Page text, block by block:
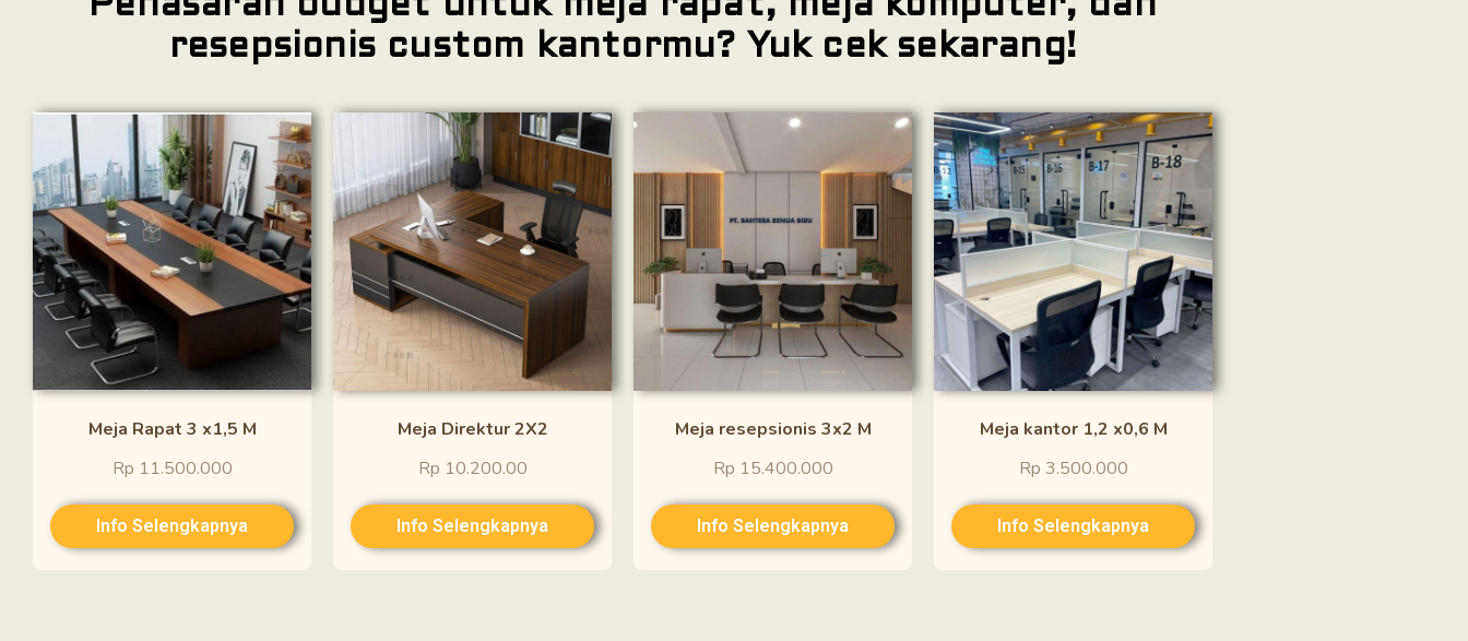
resepsionis custom kantormu? Yuk cek sekarang!
Meja Rapat 3 x1,5 M
Rp 11.500.000
Info Selengkapnya
Meja Direktur 2X2
Rp 10.200.00
Info Selengkapnya
Meja resepsionis 3x2 M
Rp 15.400.000
Info Selengkapnya
Meja kantor 1,2 x0,6 M
Rp 3.500.000
Info Selengkapnya